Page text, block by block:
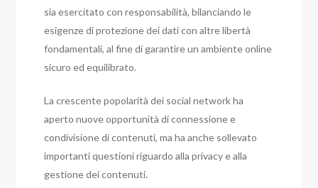
sia esercitato con responsabilità, bilanciando le
esigenze di protezione dei dati con altre libertà
fondamentali, al fine di garantire un ambiente online
sicuro ed equilibrato.
La crescente popolarità dei social network ha
aperto nuove opportunità di connessione e
condivisione di contenuti, ma ha anche sollevato
importanti questioni riguardo alla privacy e alla
gestione dei contenuti.